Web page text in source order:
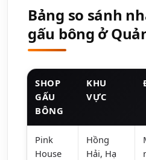
Bảng so sánh
gấu bông ở
SHOP
GẤU
BÔNG
KHU
VỰC
Pink
House
Hồng
Hải, Hạ